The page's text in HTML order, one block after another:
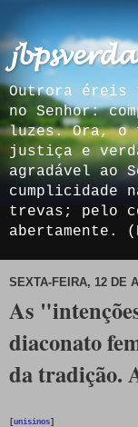
Outrora éreis
no Senhor:
luzes. Ora, o
justiça e
agradável ao
cumplicidade
trevas; pelo
abertamente.
SEXTA-FEIRA, 12 DE
As
diaconato
da tradição.
unisinos